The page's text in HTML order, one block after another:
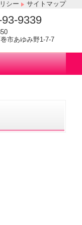
シー サイトマップ
9339
市あゆみ野1-7-7